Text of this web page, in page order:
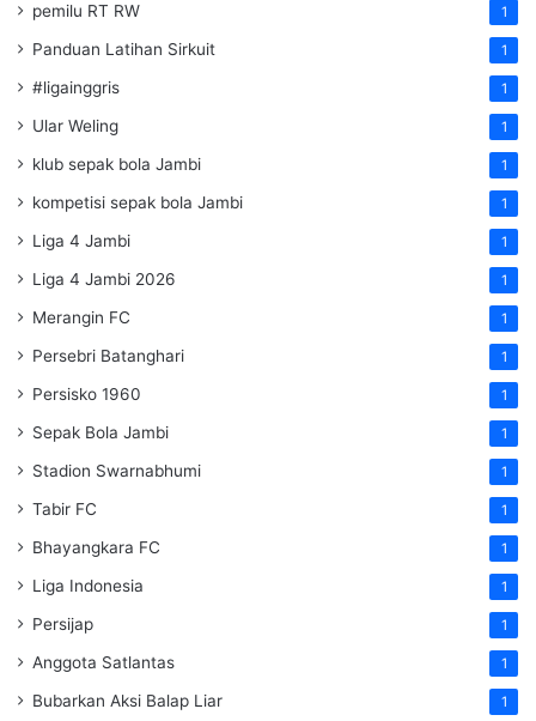
pemilu RT RW 1
Panduan Latihan Sirkuit 1
#ligainggris 1
Ular Weling 1
klub sepak bola Jambi 1
kompetisi sepak bola Jambi 1
Liga 4 Jambi 1
Liga 4 Jambi 2026 1
Merangin FC 1
Persebri Batanghari 1
Persisko 1960 1
Sepak Bola Jambi 1
Stadion Swarnabhumi 1
Tabir FC 1
Bhayangkara FC 1
Liga Indonesia 1
Persijap 1
Anggota Satlantas 1
Bubarkan Aksi Balap Liar 1